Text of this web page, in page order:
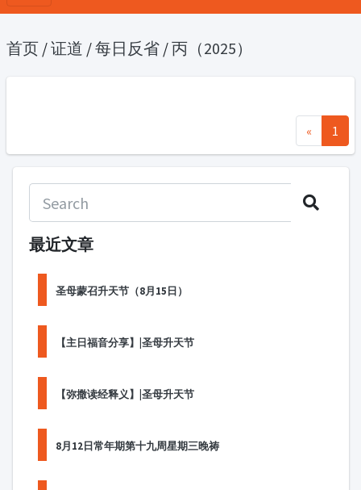
首页 /证道 /每日反省 /丙（2025）
« 1
最近文章
圣母蒙召升天节（8月15日）
【主日福音分享】|圣母升天节
【弥撒读经释义】|圣母升天节
8月12日常年期第十九周星期三晚祷